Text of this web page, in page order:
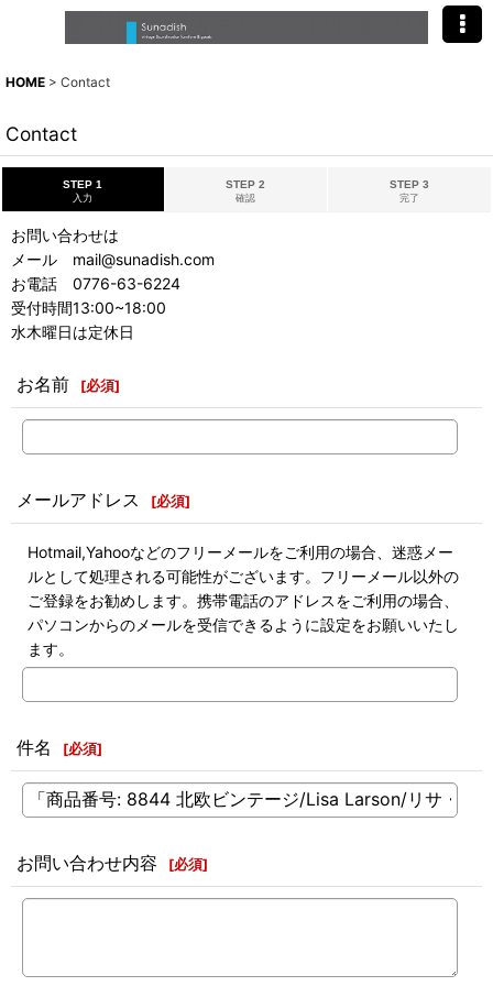
HOME > Contact
Contact
STEP 1
入力
STEP 2
確認
STEP 3
完了
お問い合わせは
メール mail@sunadish.com
お電話 0776-63-6224
受付時間13:00~18:00
水木曜日は定休日
お名前 [必須]
メールアドレス [必須]
Hotmail,Yahooなどのフリーメールをご利用の場合、迷惑メー
ルとして処理される可能性がございます。フリーメール以外の
ご登録をお勧めします。携帯電話のアドレスをご利用の場合、
パソコンからのメールを受信できるように設定をお願いいたし
ます。
件名 [必須]
お問い合わせ内容 [必須]